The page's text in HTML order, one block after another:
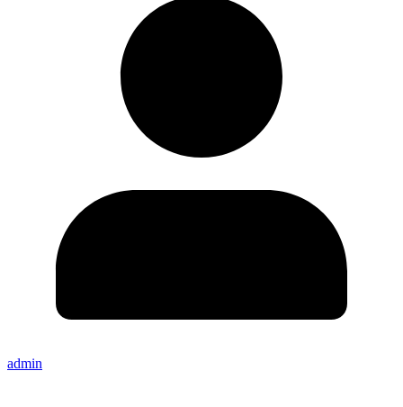
admin